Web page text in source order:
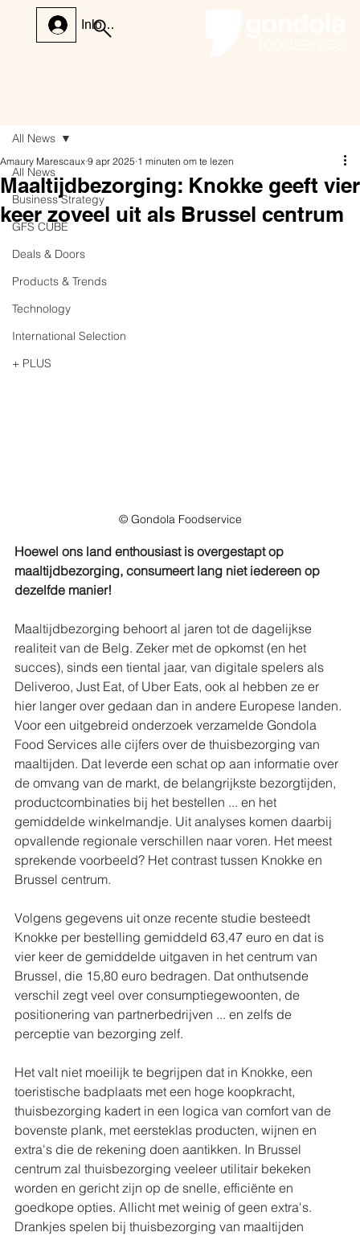
Inloggen
All News
Business Strategy
GFS CUBE
Deals & Doors
Products & Trends
Technology
International Selection
+ PLUS
All News
Maaltijdbezorging: Knokke geeft vier
keer zoveel uit als Brussel centrum
Amaury Marescaux 9 apr 2025 1 minuten om te lezen
© Gondola Foodservice
Hoewel ons land enthousiast is overgestapt op
maaltijdbezorging, consumeert lang niet iedereen op
dezelfde manier!
Maaltijdbezorging behoort al jaren tot de dagelijkse
realiteit van de Belg. Zeker met de opkomst (en het
succes), sinds een tiental jaar, van digitale spelers als
Deliveroo, Just Eat, of Uber Eats, ook al hebben ze er
hier langer over gedaan dan in andere Europese landen.
Voor een uitgebreid onderzoek verzamelde Gondola
Food Services alle cijfers over de thuisbezorging van
maaltijden. Dat leverde een schat op aan informatie over
de omvang van de markt, de belangrijkste bezorgtijden,
productcombinaties bij het bestellen ... en het
gemiddelde winkelmandje. Uit analyses komen daarbij
opvallende regionale verschillen naar voren. Het meest
sprekende voorbeeld? Het contrast tussen Knokke en
Brussel centrum.
Volgens gegevens uit onze recente studie besteedt
Knokke per bestelling gemiddeld 63,47 euro en dat is
vier keer de gemiddelde uitgaven in het centrum van
Brussel, die 15,80 euro bedragen. Dat onthutsende
verschil zegt veel over consumptiegewoonten, de
positionering van partnerbedrijven ... en zelfs de
perceptie van bezorging zelf.
Het valt niet moeilijk te begrijpen dat in Knokke, een
toeristische badplaats met een hoge koopkracht,
thuisbezorging kadert in een logica van comfort van de
bovenste plank, met eersteklas producten, wijnen en
extra's die de rekening doen aantikken. In Brussel
centrum zal thuisbezorging veeleer utilitair bekeken
worden en gericht zijn op de snelle, efficiënte en
goedkope opties. Allicht met weinig of geen extra's.
Drankjes spelen bij thuisbezorging van maaltijden